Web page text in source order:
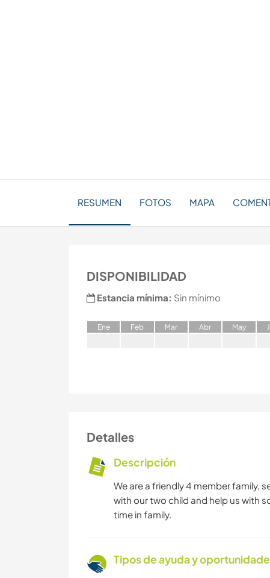
RESUMEN FOTOS MAPA
DISPONIBILIDAD
Estancia mínima: Sin mínimo
Ene Feb Mar Abr May J
Detalles
Descripción
We are a friendly 4 member family,
with our two child and help us with
time in family.
Tipos de ayuda y